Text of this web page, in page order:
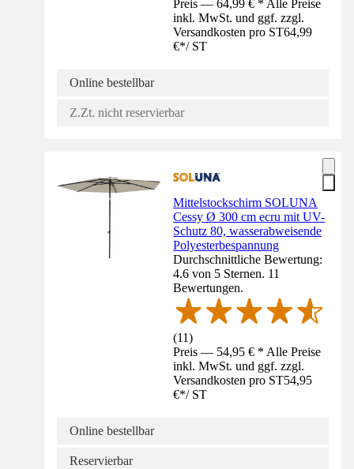
Preis — 64,99 € * Alle Preise
inkl. MwSt. und ggf. zzgl.
Versandkosten pro ST64,99
€*/ ST
Online bestellbar
Z.Zt. nicht reservierbar
Mittelstockschirm SOLUNA
Cessy Ø 300 cm ecru mit UV-
Schutz 80, wasserabweisende
Polyesterbespannung
Durchschnittliche Bewertung:
4.6 von 5 Sternen. 11
Bewertungen.
(11)
Preis — 54,95 € * Alle Preise
inkl. MwSt. und ggf. zzgl.
Versandkosten pro ST54,95
€*/ ST
Online bestellbar
Reservierbar